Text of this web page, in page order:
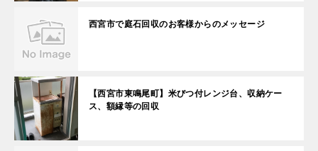
西宮市で庭石回収のお客様からのメッセージ
【西宮市東鳴尾町】米びつ付レンジ台、収納ケー
ス、額縁等の回収